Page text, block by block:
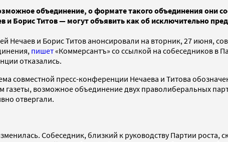
объединение, о формате такого объединения они
Борис Титов — могут объявить как об исключительно
Нечаев и Борис Титов анонсировали на вторник, 27 июня,
пишет«Коммерсантъ» со ссылкой на собеседников в
отказались.
совместной пресс-конференции Нечаева и Титова
возможное объединение двух праволиберальных
отвергали.
Собеседник, близкий к руководству Партии